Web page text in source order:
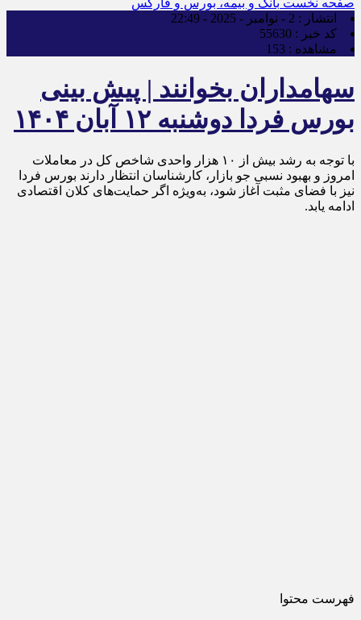
انتشار : 2 - نوامبر - 2025 - 22:49
کد خبر : 55630
مشاهده : 153
سهامداران بخوانند | پیش بینی
بورس فردا دوشنبه ۱۲ آبان ۱۴۰۴
با توجه به رشد بیش از ۱۰ هزار واحدی شاخص کل در معاملات
امروز و بهبود نسبی جو بازار، کارشناسان انتظار دارند بورس فردا
نیز با فضای مثبت آغاز شود، به‌ویژه اگر حمایت‌های کلان اقتصادی
ادامه یابد.
فهرست محتوا